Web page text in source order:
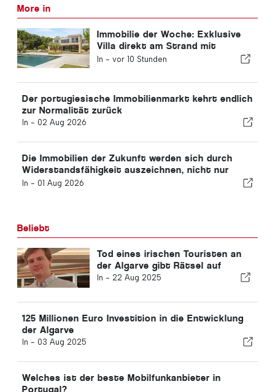
More in
Immobilie der Woche: Exklusive
Villa direkt am Strand mit
Panoramablick auf das Meer und
In - vor 10 Stunden
Der portugiesische Immobilienmarkt kehrt endlich
zur Normalität zurück
In - 02 Aug 2026
Die Immobilien der Zukunft werden sich durch
Widerstandsfähigkeit auszeichnen, nicht nur
durch ihre Lage
In - 01 Aug 2026
Beliebt
Tod eines irischen Touristen an
der Algarve gibt Rätsel auf
In - 22 Aug 2025
125 Millionen Euro Investition in die Entwicklung
der Algarve
In - 03 Aug 2025
Welches ist der beste Mobilfunkanbieter in
Portugal?